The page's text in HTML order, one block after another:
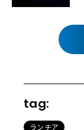
tag:
ランチア